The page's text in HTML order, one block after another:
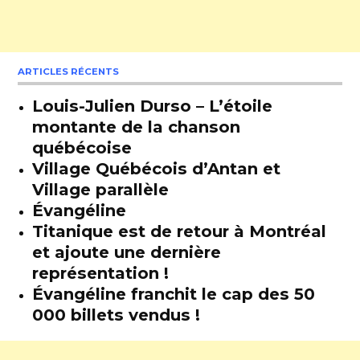
ARTICLES RÉCENTS
Louis-Julien Durso – L’étoile
montante de la chanson
québécoise
Village Québécois d’Antan et
Village parallèle
Évangéline
Titanique est de retour à Montréal
et ajoute une dernière
représentation !
Évangéline franchit le cap des 50
000 billets vendus !